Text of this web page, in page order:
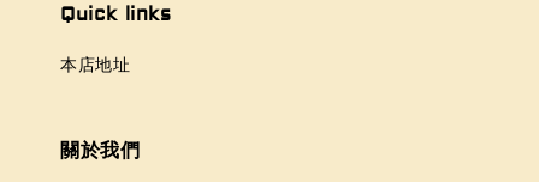
Quick links
本店地址
關於我們